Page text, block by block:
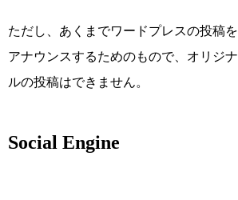
ただし、あくまでワードプレスの投稿を
アナウンスするためのもので、オリジナ
ルの投稿はできません。
Social Engine